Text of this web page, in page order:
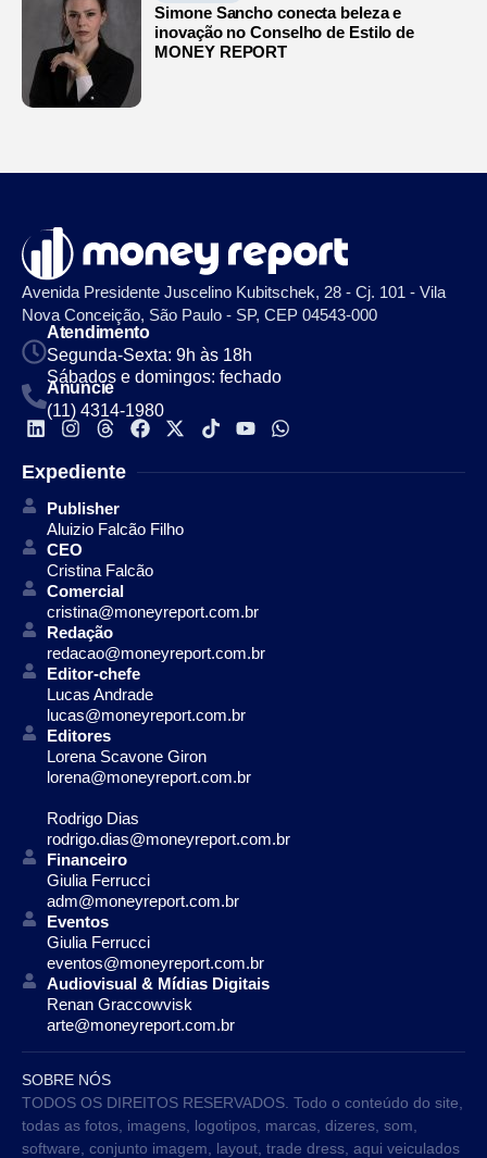
Simone Sancho conecta beleza e
inovação no Conselho de Estilo de
MONEY REPORT
Avenida Presidente Juscelino Kubitschek, 28 - Cj. 101 - Vila
Nova Conceição, São Paulo - SP, CEP 04543-000
Atendimento
Segunda-Sexta: 9h às 18h
Sábados e domingos: fechado
Anuncie
(11) 4314-1980
Expediente
Publisher
Aluizio Falcão Filho
CEO
Cristina Falcão
Comercial
cristina@moneyreport.com.br
Redação
redacao@moneyreport.com.br
Editor-chefe
Lucas Andrade
lucas@moneyreport.com.br
Editores
Lorena Scavone Giron
lorena@moneyreport.com.br
Rodrigo Dias
rodrigo.dias@moneyreport.com.br
Financeiro
Giulia Ferrucci
adm@moneyreport.com.br
Eventos
Giulia Ferrucci
eventos@moneyreport.com.br
Audiovisual & Mídias Digitais
Renan Graccowvisk
arte@moneyreport.com.br
SOBRE NÓS
TODOS OS DIREITOS RESERVADOS. Todo o conteúdo do site,
todas as fotos, imagens, logotipos, marcas, dizeres, som,
software, conjunto imagem, layout, trade dress, aqui veiculados